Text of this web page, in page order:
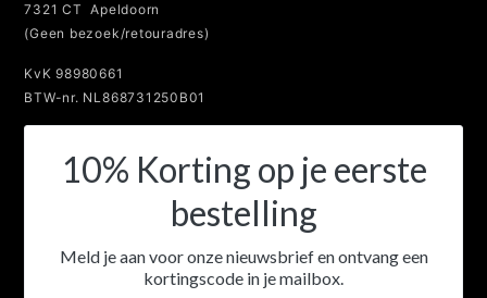
7321 CT Apeldoorn
(Geen bezoek/retouradres)
KvK 98980661
BTW-nr. NL868731250B01
10% Korting op je eerste
bestelling
Meld je aan voor onze nieuwsbrief en ontvang een
kortingscode in je mailbox.